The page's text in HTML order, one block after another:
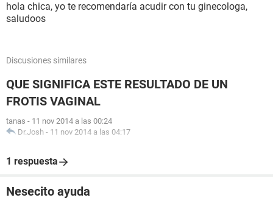
hola chica, yo te recomendaría acudir con tu ginecologa,
saludoos
Discusiones similares
QUE SIGNIFICA ESTE RESULTADO DE UN
FROTIS VAGINAL
tanas - 11 nov 2014 a las 00:24
Dr.Josh - 11 nov 2014 a las 04:17
1 respuesta
Nesecito ayuda